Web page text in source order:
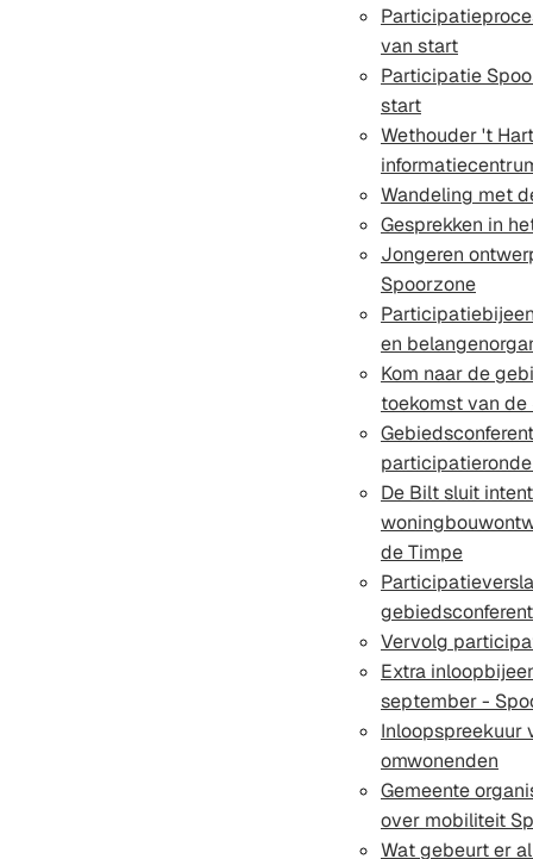
van start
Participatie
start
Wethouder 't
Wandeling met
Gesprekken in
Jongeren
Spoorzone
en
Kom naar de
toekomst van de
De Bilt sluit
de Timpe
Vervolg
Extra
september -
Inloopspreekuur
omwonenden
Gemeente
over mobiliteit
Wat gebeurt er